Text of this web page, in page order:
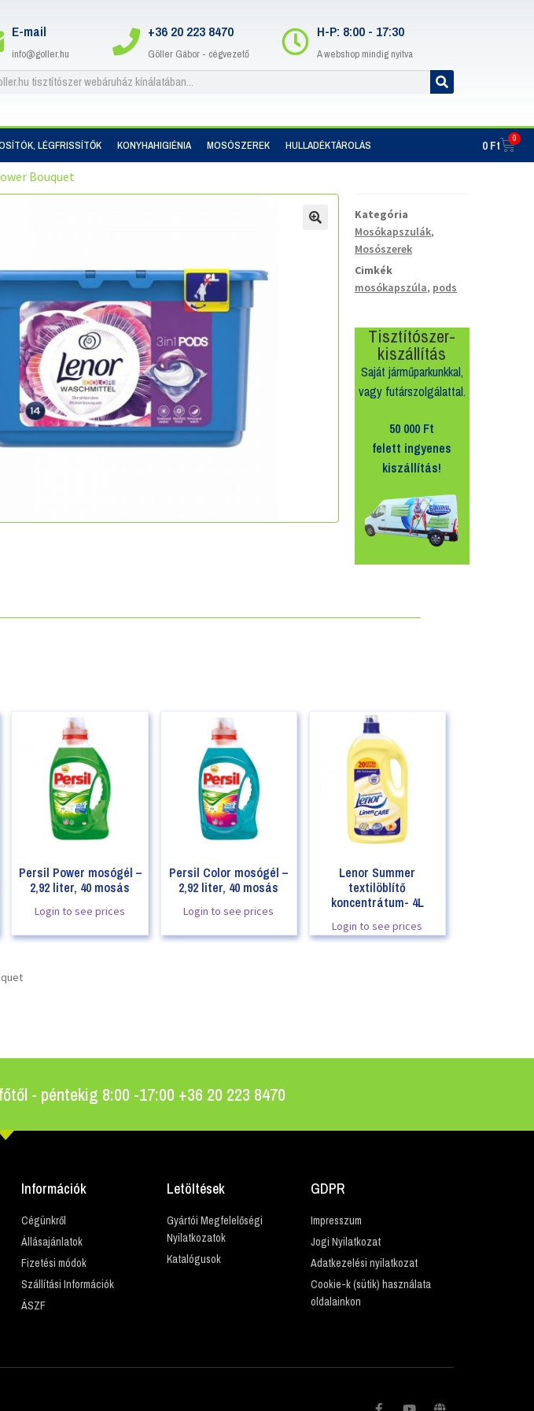
E-mail
info@goller.hu
+36 20 223 8470
Göller Gábor - cégvezető
H-P: 8:00 - 17:30
A webshop mindig nyitva
LÉGFRISSÍTŐK KONYHAHIGIÉNIA MOSÓSZEREK HULLADÉKTÁROLÁS 0Ft 0
Bouquet
Kategória
Mosókapszulák,
Mosószerek
Cimkék
mosókapszúla, pods
Tisztítószer-
kiszállítás
Saját járműparkunkkal,
vagy futárszolgálattal.
50 000 Ft
felett ingyenes
kiszállítás!
Persil Power mosógél –
2,92 liter, 40 mosás
Login to see prices
Persil Color mosógél –
2,92 liter, 40 mosás
Login to see prices
Lenor Summer
textilöblítő
koncentrátum- 4L
Login to see prices
- péntekig 8:00 -17:00 +36 20 223 8470
Információk
Cégünkről
Állásajánlatok
Fizetési módok
Szállítási Információk
ÁSZF
Letöltések
Gyártói Megfelelőségi
Nyilatkozatok
Katalógusok
GDPR
Impresszum
Jogi Nyilatkozat
Adatkezelési nyilatkozat
Cookie-k (sütik) használata
oldalainkon